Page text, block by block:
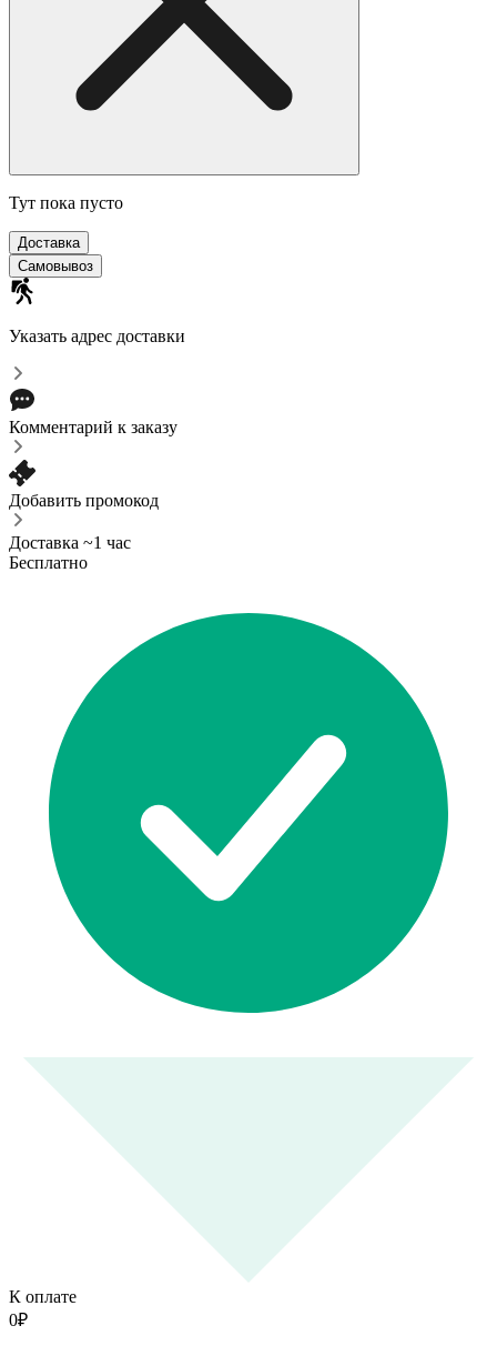
Тут пока пусто
Доставка
Самовывоз
Указать адрес доставки
Комментарий к заказу
Добавить промокод
Доставка ~1 час
Бесплатно
К оплате
0₽